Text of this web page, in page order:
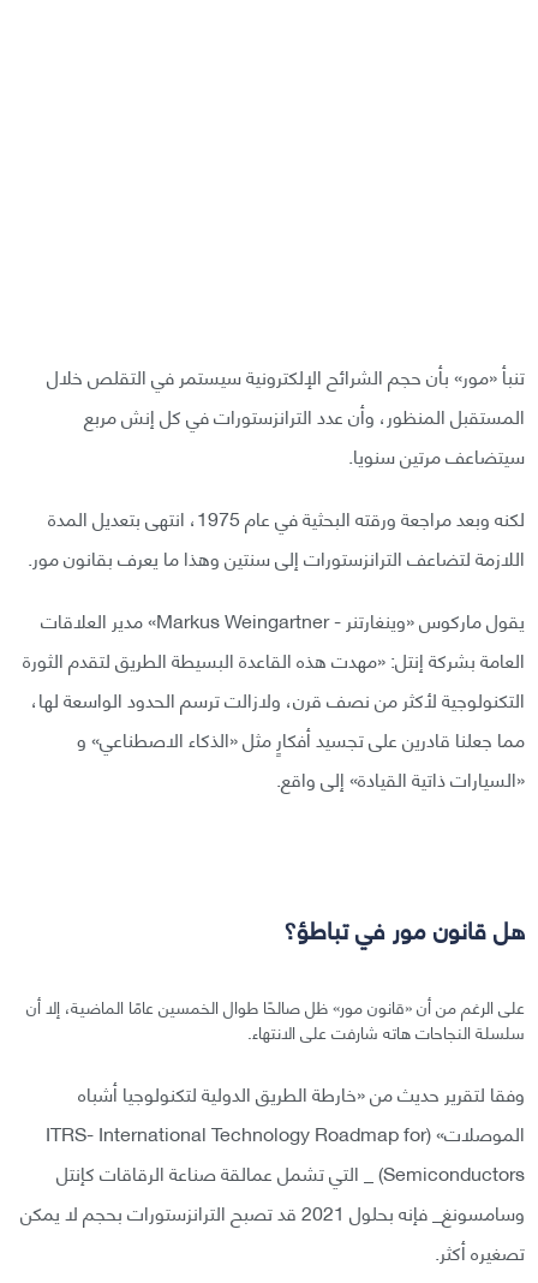
تنبأ «مور» بأن حجم الشرائح الإلكترونية سيستمر في التقلص خلال
المستقبل المنظور، وأن عدد الترانزستورات في كل إنش مربع
سيتضاعف مرتين سنويا.
لكنه وبعد مراجعة ورقته البحثية في عام 1975، انتهى بتعديل المدة
اللازمة لتضاعف الترانزستورات إلى سنتين وهذا ما يعرف بقانون مور.
يقول ماركوس «وينغارتنر - Markus Weingartner» مدير العلاقات
العامة بشركة إنتل: «مهدت هذه القاعدة البسيطة الطريق لتقدم الثورة
التكنولوجية لأكثر من نصف قرن، ولازالت ترسم الحدود الواسعة لها،
مما جعلنا قادرين على تجسيد أفكارٍ مثل «الذكاء الاصطناعي» و
«السيارات ذاتية القيادة» إلى واقع.
هل قانون مور في تباطؤ؟
على الرغم من أن «قانون مور» ظل صالحًا طوال الخمسين عامًا الماضية، إلا أن
سلسلة النجاحات هاته شارفت على الانتهاء.
وفقا لتقرير حديث من «خارطة الطريق الدولية لتكنولوجيا أشباه
الموصلات» (ITRS- International Technology Roadmap for
Semiconductors) _ التي تشمل عمالقة صناعة الرقاقات كإنتل
وسامسونغ_ فإنه بحلول 2021 قد تصبح الترانزستورات بحجم لا يمكن
تصغيره أكثر.